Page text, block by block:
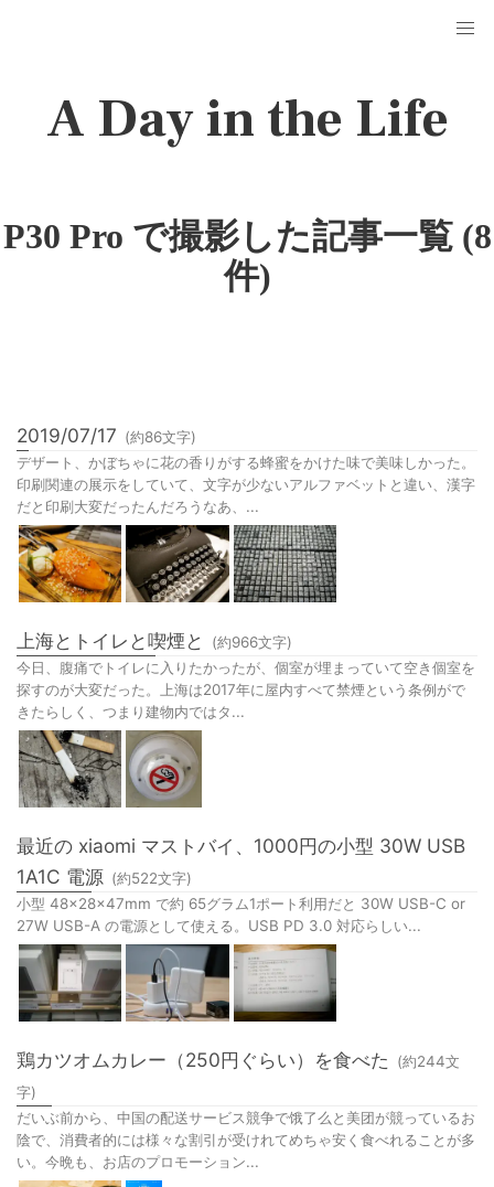
A Day in the Life
P30 Pro で撮影した記事一覧 (8
件)
2019/07/17 (約86文字)
デザート、かぼちゃに花の香りがする蜂蜜をかけた味で美味しかった。
印刷関連の展示をしていて、文字が少ないアルファベットと違い、漢字
だと印刷大変だったんだろうなあ、...
上海とトイレと喫煙と (約966文字)
今日、腹痛でトイレに入りたかったが、個室が埋まっていて空き個室を
探すのが大変だった。上海は2017年に屋内すべて禁煙という条例がで
きたらしく、つまり建物内ではタ...
最近の xiaomi マストバイ、1000円の小型 30W USB
1A1C 電源 (約522文字)
小型 48×28×47mm で約 65グラム1ポート利用だと 30W USB-C or
27W USB-A の電源として使える。USB PD 3.0 対応らしい...
鶏カツオムカレー（250円ぐらい）を食べた (約244文
字)
だいぶ前から、中国の配送サービス競争で饿了么と美团が競っているお
陰で、消費者的には様々な割引が受けれてめちゃ安く食べれることが多
い。今晩も、お店のプロモーション...